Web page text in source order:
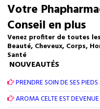
Votre
Conseil en plus
Venez profiter de toutes
Beauté, Cheveux, Corps,
Santé
NOUVEAUTÉS
PRENDRE SOIN DE SES
AROMA CELTE EST